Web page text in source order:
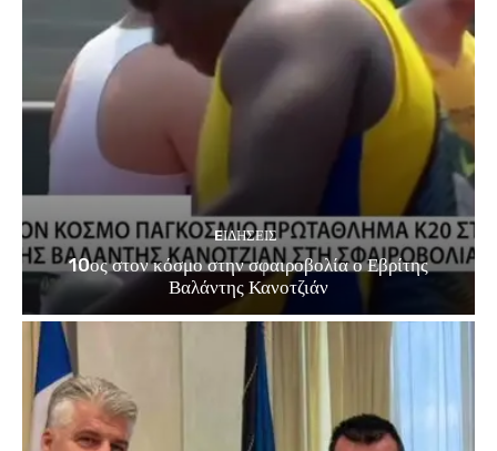
EΙΔΗΣΕΙΣ
10ος στον κόσμο στην σφαιροβολία ο Εβρίτης
Βαλάντης Κανοτζιάν